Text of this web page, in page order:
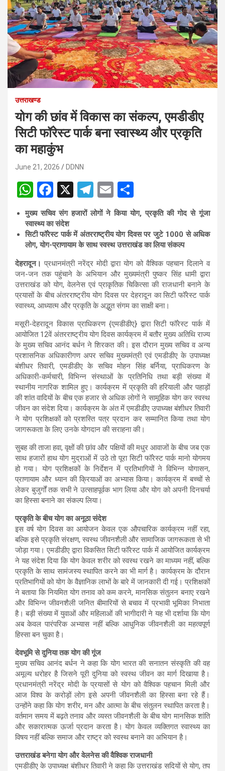
उत्तराखण्ड
योग की छांव में विकास का संकल्प, एमडीडीए
सिटी फॉरेस्ट पार्क बना स्वास्थ्य और प्रकृति
का महाकुंभ
June 21, 2026 DDNN
W
h
at
s
A
p
p
F
a
ce
b
o
o
k
X
T
el
e
gr
a
m
E
m
ail
h
ar
e
मुख्य सचिव संग हजारों लोगों ने किया योग, प्रकृति की गोद से गूंजा
स्वास्थ्य का संदेश
सिटी फॉरेस्ट पार्क में अंतरराष्ट्रीय योग दिवस पर जुटे 1000 से अधिक
लोग, योग-प्राणायाम के साथ स्वस्थ उत्तराखंड का लिया संकल्प
देहरादून। प्रधानमंत्री नरेंद्र मोदी द्वारा योग को वैश्विक पहचान दिलाने व
जन-जन तक पहुंचाने के अभियान और मुख्यमंत्री पुष्कर सिंह धामी द्वारा
उत्तराखंड को योग, वेलनेस एवं प्राकृतिक चिकित्सा की राजधानी बनाने के
प्रयासों के बीच अंतरराष्ट्रीय योग दिवस पर देहरादून का सिटी फॉरेस्ट पार्क
स्वास्थ्य, आध्यात्म और प्रकृति के अद्भुत संगम का साक्षी बना।
मसूरी-देहरादून विकास प्राधिकरण {एमडीडीए} द्वारा सिटी फॉरेस्ट पार्क में
आयोजित 12वें अंतरराष्ट्रीय योग दिवस कार्यक्रम में बतौर मुख्य अतिथि राज्य
के मुख्य सचिव आनंद बर्धन ने शिरकत की। इस दौरान मुख्य सचिव व अन्य
प्रशासनिक अधिकारीगण अपर सचिव मुख्यमंत्री एवं एमडीडीए के उपाध्यक्ष
बंशीधर तिवारी, एमडीडीए के सचिव मोहन सिंह बर्निया, प्राधिकरण के
अधिकारी-कर्मचारी, विभिन्न संस्थाओं के प्रतिनिधि तथा बड़ी संख्या में
स्थानीय नागरिक शामिल हुए। कार्यक्रम में प्रकृति की हरियाली और पहाड़ों
की शांत वादियों के बीच एक हजार से अधिक लोगों ने सामूहिक योग कर स्वस्थ
जीवन का संदेश दिया। कार्यक्रम के अंत में एमडीडीए उपाध्यक्ष बंशीधर तिवारी
ने योग प्रशिक्षकों को प्रशस्ति पत्र प्रदान कर सम्मानित किया तथा योग
जागरूकता के लिए उनके योगदान की सराहना की।
सुबह की ताजा हवा, वृक्षों की छांव और पक्षियों की मधुर आवाजों के बीच जब एक
साथ हजारों हाथ योग मुद्राओं में उठे तो पूरा सिटी फॉरेस्ट पार्क मानो योगमय
हो गया। योग प्रशिक्षकों के निर्देशन में प्रतिभागियों ने विभिन्न योगासन,
प्राणायाम और ध्यान की क्रियाओं का अभ्यास किया। कार्यक्रम में बच्चों से
लेकर बुजुर्गों तक सभी ने उत्साहपूर्वक भाग लिया और योग को अपनी दिनचर्या
का हिस्सा बनाने का संकल्प लिया।
प्रकृति के बीच योग का अनूठा संदेश
इस वर्ष योग दिवस का आयोजन केवल एक औपचारिक कार्यक्रम नहीं रहा,
बल्कि इसे प्रकृति संरक्षण, स्वस्थ जीवनशैली और सामाजिक जागरूकता से भी
जोड़ा गया। एमडीडीए द्वारा विकसित सिटी फॉरेस्ट पार्क में आयोजित कार्यक्रम
ने यह संदेश दिया कि योग केवल शरीर को स्वस्थ रखने का माध्यम नहीं, बल्कि
प्रकृति के साथ सामंजस्य स्थापित करने का भी मार्ग है। कार्यक्रम के दौरान
प्रतिभागियों को योग के वैज्ञानिक लाभों के बारे में जानकारी दी गई। प्रशिक्षकों
ने बताया कि नियमित योग तनाव को कम करने, मानसिक संतुलन बनाए रखने
और विभिन्न जीवनशैली जनित बीमारियों से बचाव में प्रभावी भूमिका निभाता
है। बड़ी संख्या में युवाओं और महिलाओं की भागीदारी ने यह भी दर्शाया कि योग
अब केवल पारंपरिक अभ्यास नहीं बल्कि आधुनिक जीवनशैली का महत्वपूर्ण
हिस्सा बन चुका है।
देवभूमि से दुनिया तक योग की गूंज
मुख्य सचिव आनंद बर्धन ने कहा कि योग भारत की सनातन संस्कृति की वह
अमूल्य धरोहर है जिसने पूरी दुनिया को स्वस्थ जीवन का मार्ग दिखाया है।
प्रधानमंत्री नरेंद्र मोदी के प्रयासों से योग को वैश्विक पहचान मिली और
आज विश्व के करोड़ों लोग इसे अपनी जीवनशैली का हिस्सा बना रहे हैं।
उन्होंने कहा कि योग शरीर, मन और आत्मा के बीच संतुलन स्थापित करता है।
वर्तमान समय में बढ़ते तनाव और व्यस्त जीवनशैली के बीच योग मानसिक शांति
और सकारात्मक ऊर्जा प्रदान करता है। योग केवल व्यक्तिगत स्वास्थ्य का
विषय नहीं बल्कि समाज और राष्ट्र को स्वस्थ बनाने का अभियान है।
उत्तराखंड बनेगा योग और वेलनेस की वैश्विक राजधानी
एमडीडीए के उपाध्यक्ष बंशीधर तिवारी ने कहा कि उत्तराखंड सदियों से योग, तप